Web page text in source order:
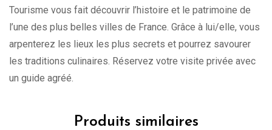
Tourisme vous fait découvrir l’histoire et le patrimoine de
l’une des plus belles villes de France. Grâce à lui/elle, vous
arpenterez les lieux les plus secrets et pourrez savourer
les traditions culinaires. Réservez votre visite privée avec
un guide agréé.
Produits similaires